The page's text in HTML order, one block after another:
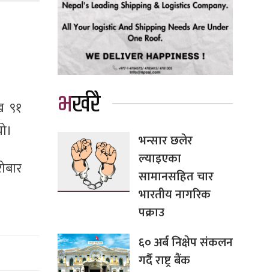
९१
भर्खरै
भन्सार छलेर
ल्याइएका
सामानसहित चार
भारतीय नागरिक
पक्राउ
६० अर्ब निक्षेप संकलन
गर्दै राष्ट्र बैंक